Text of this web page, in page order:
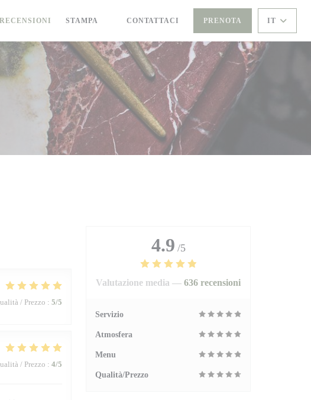
RECENSIONI STAMPA CONTATTACI PRENOTA IT
/ Prezzo : 5/5
/ Prezzo : 4/5
4.9 /5
Valutazione media — 636 recensioni
Servizio
Atmosfera
Menu
Qualità/Prezzo